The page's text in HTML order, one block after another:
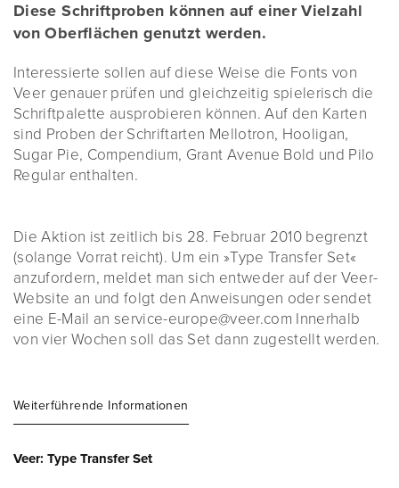
Diese Schriftproben können auf einer Vielzahl
von Oberflächen genutzt werden.
Interessierte sollen auf diese Weise die Fonts von
Veer genauer prüfen und gleichzeitig spielerisch die
Schriftpalette ausprobieren können. Auf den Karten
sind Proben der Schriftarten Mellotron, Hooligan,
Sugar Pie, Compendium, Grant Avenue Bold und Pilo
Regular enthalten.
Die Aktion ist zeitlich bis 28. Februar 2010 begrenzt
(solange Vorrat reicht). Um ein »Type Transfer Set«
anzufordern, meldet man sich entweder auf der Veer-
Website an und folgt den Anweisungen oder sendet
eine E-Mail an service-europe@veer.com Innerhalb
von vier Wochen soll das Set dann zugestellt werden.
Weiterführende Informationen
Veer: Type Transfer Set